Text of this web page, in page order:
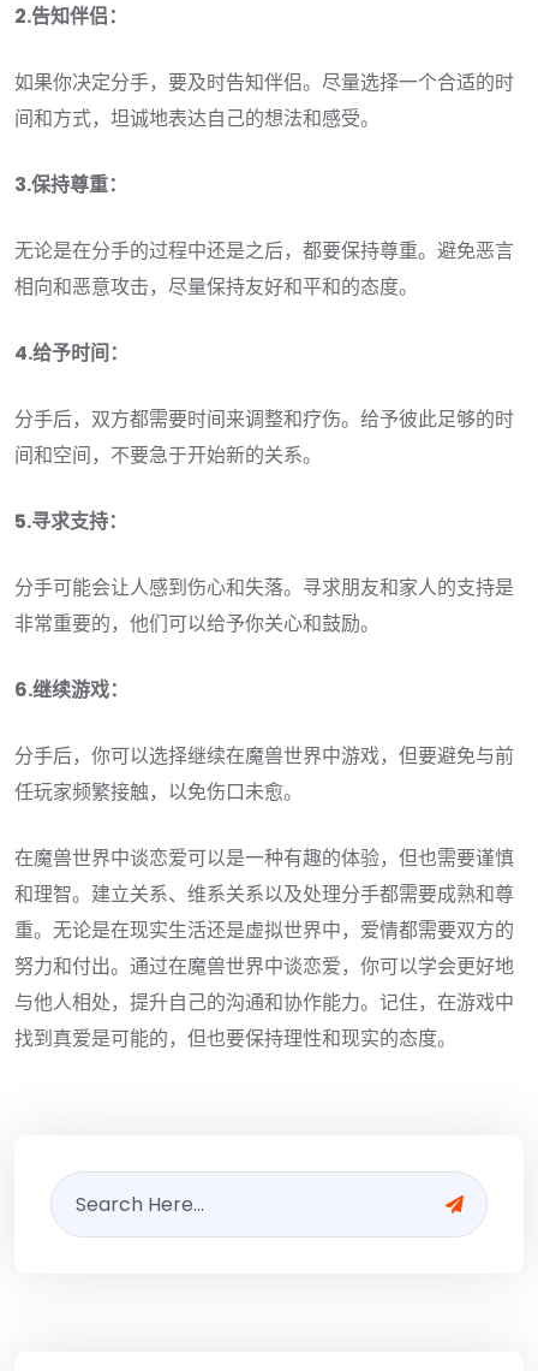
2.告知伴侣：
如果你决定分手，要及时告知伴侣。尽量选择一个合适的时
间和方式，坦诚地表达自己的想法和感受。
3.保持尊重：
无论是在分手的过程中还是之后，都要保持尊重。避免恶言
相向和恶意攻击，尽量保持友好和平和的态度。
4.给予时间：
分手后，双方都需要时间来调整和疗伤。给予彼此足够的时
间和空间，不要急于开始新的关系。
5.寻求支持：
分手可能会让人感到伤心和失落。寻求朋友和家人的支持是
非常重要的，他们可以给予你关心和鼓励。
6.继续游戏：
分手后，你可以选择继续在魔兽世界中游戏，但要避免与前
任玩家频繁接触，以免伤口未愈。
在魔兽世界中谈恋爱可以是一种有趣的体验，但也需要谨慎
和理智。建立关系、维系关系以及处理分手都需要成熟和尊
重。无论是在现实生活还是虚拟世界中，爱情都需要双方的
努力和付出。通过在魔兽世界中谈恋爱，你可以学会更好地
与他人相处，提升自己的沟通和协作能力。记住，在游戏中
找到真爱是可能的，但也要保持理性和现实的态度。